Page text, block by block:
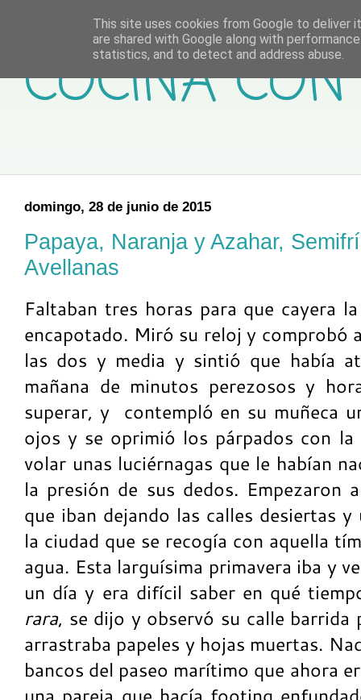
COCINA
domingo, 28 de junio de 2015
Papaya, Naranja y Azahar,
Avellanas
Faltaban tres horas para que cayera
encapotado. Miró su reloj y comprobó
las dos y media y sintió que había
mañana de minutos perezosos y
superar, y contempló en su muñeca
ojos y se oprimió los párpados con
volar unas luciérnagas que le habían
la presión de sus dedos. Empezaron
que iban dejando las calles desiertas
la ciudad que se recogía con aquella
agua. Esta larguísima primavera iba y
un día y era difícil saber en qué
rara, se dijo y observó su calle
arrastraba papeles y hojas muertas.
bancos del paseo marítimo que ahora
This site uses cookies from Google to deliver
are shared with Google along with
statistics, and to detect and address abuse.